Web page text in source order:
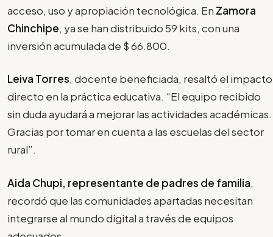
acceso, uso y apropiación tecnológica. En Zamora
Chinchipe, ya se han distribuido 59 kits, con una
inversión acumulada de $ 66.800.
Leiva Torres, docente beneficiada, resaltó el impacto
directo en la práctica educativa. “El equipo recibido
sin duda ayudará a mejorar las actividades académicas.
Gracias por tomar en cuenta a las escuelas del sector
rural”.
Aida Chupi, representante de padres de familia,
recordó que las comunidades apartadas necesitan
integrarse al mundo digital a través de equipos